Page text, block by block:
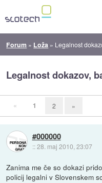
Forum » Loža » Legalnost
Legalnost dokazov,
« 1 2 »
#000000
::28. maj 2010, 23:07
Zanima me če so dokazi
policij legalni v Slovenskem